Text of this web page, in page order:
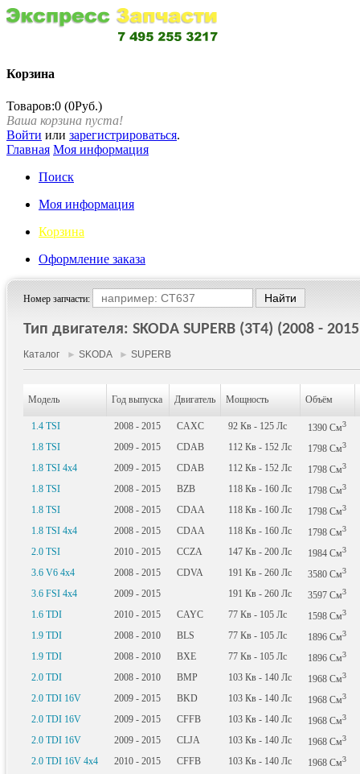
Корзина
Товаров:0 (0Руб.)
Ваша корзина пуста!
Войти или зарегистрироваться.
Главная Моя информация
Поиск
Моя информация
Корзина
Оформление заказа
Номер запчасти:
Тип двигателя: SKODA SUPERB (3T4) (2008 -
Каталог ► SKODA► SUPERB
Модель Год выпуска Двигатель Мощность Объём
1.4 TSI 2008 - 2015 CAXC 92 Кв - 125 Лс 1390 См3
1.8 TSI 2009 - 2015 CDAB 112 Кв - 152 Лс 1798 См3
1.8 TSI 4x4 2009 - 2015 CDAB 112 Кв - 152 Лс 1798 См3
1.8 TSI 2008 - 2015 BZB 118 Кв - 160 Лс 1798 См3
1.8 TSI 2008 - 2015 CDAA 118 Кв - 160 Лс 1798 См3
1.8 TSI 4x4 2008 - 2015 CDAA 118 Кв - 160 Лс 1798 См3
2.0 TSI 2010 - 2015 CCZA 147 Кв - 200 Лс 1984 См3
3.6 V6 4x4 2008 - 2015 CDVA 191 Кв - 260 Лс 3580 См3
3.6 FSI 4x4 2009 - 2015 191 Кв - 260 Лс 3597 См3
1.6 TDI 2010 - 2015 CAYC 77 Кв - 105 Лс 1598 См3
1.9 TDI 2008 - 2010 BLS 77 Кв - 105 Лс 1896 См3
1.9 TDI 2008 - 2010 BXE 77 Кв - 105 Лс 1896 См3
2.0 TDI 2008 - 2010 BMP 103 Кв - 140 Лс 1968 См3
2.0 TDI 16V 2009 - 2015 BKD 103 Кв - 140 Лс 1968 См3
2.0 TDI 16V 2009 - 2015 CFFB 103 Кв - 140 Лс 1968 См3
2.0 TDI 16V 2009 - 2015 CLJA 103 Кв - 140 Лс 1968 См3
2.0 TDI 16V 4x4 2010 - 2015 CFFB 103 Кв - 140 Лс 1968 См3